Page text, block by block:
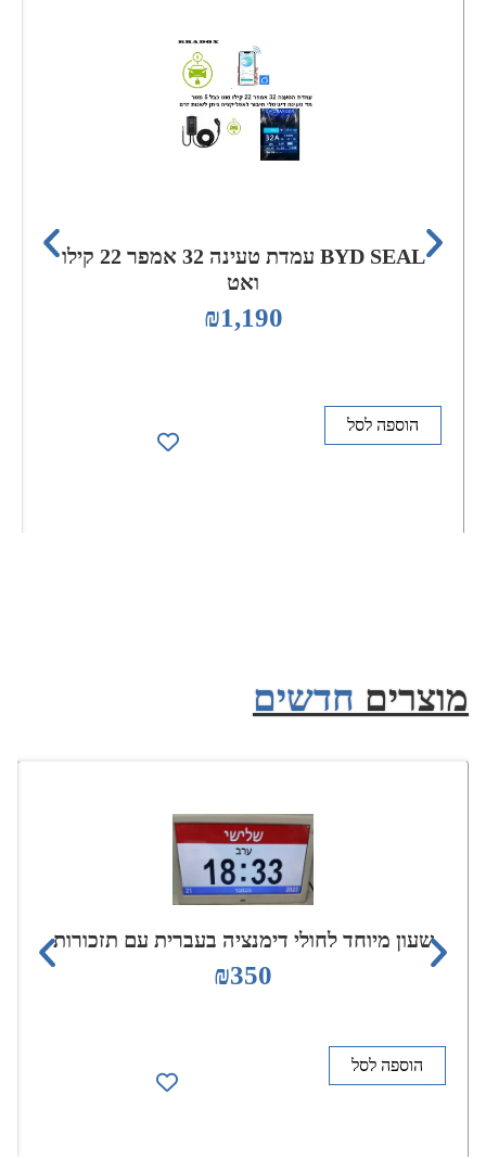
BYD SEAL עמדת טעינה 32 אמפר 22 קילו
ואט
₪1,190
הוספה לסל
מוצרים חדשים
שעון מיוחד לחולי דימנציה בעברית עם תזכורות
₪350
הוספה לסל